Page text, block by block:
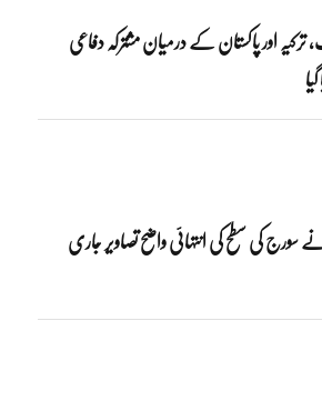
اور پاکستان کے درمیان مشترکہ دفاعی
سورج کی سطح کی انتہائی واضح تصاویر جاری